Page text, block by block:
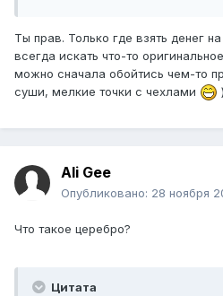
Ты прав. Только где взять денег
всегда искать что-то
можно сначала обойтись чем-то
суши, мелкие точки с чехлами
)
Ali Gee
Опубликовано: 28 ноября
Что такое церебро?
Цитата